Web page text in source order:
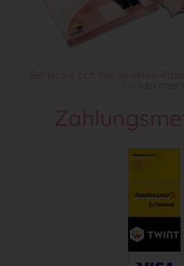
Sehen Sie sich hier unseren
ihn herunter »